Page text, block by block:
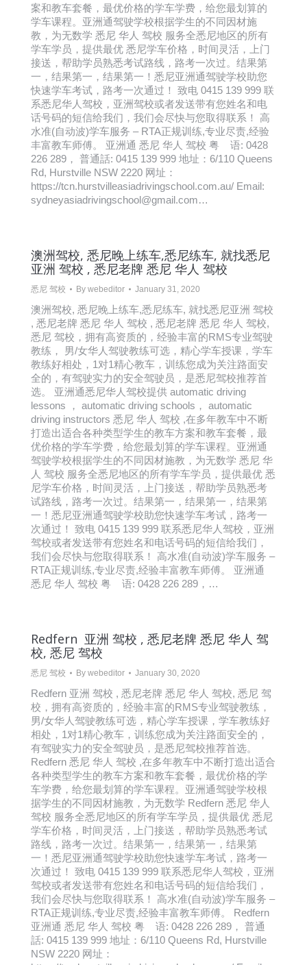
案和教车套餐，最优价格的学车学费，给您最划算的
学车课程。亚洲通驾驶学校根据学生的不同因材施
教，为无数学 悉尼 华人 驾校 服务全悉尼地区的所有
学车学员，提供最优 悉尼学车价格，时间灵活，上门
接送，帮助学员熟悉考试路线，路考一次过。结果第
一，结果第一，结果第一！悉尼亚洲通驾驶学校助您
快速学车考试，路考一次通过！ 致电 0415 139 999 联
系悉尼华人驾校，亚洲驾校或者发送带有您姓名和电
话号码的短信给我们，我们会尽快与您取得联系！ 高
水准(自动波)学车服务 – RTA正规训练,专业尽责,经验
丰富教车师傅。 亚洲通 悉尼 华人 驾校 粤 语: 0428
226 289， 普通話: 0415 139 999 地址：6/110 Queens
Rd, Hurstville NSW 2220 网址：
https://tcn.hurstvilleasiadrivingschool.com.au/ Email:
sydneyasiadrivingschool@gmail.com…
澳洲驾校, 悉尼晚上练车,悉尼练车, 就找悉尼
亚洲 驾校 , 悉尼老牌 悉尼 华人 驾校
悉尼 驾校 By webeditor January 31, 2020
澳洲驾校, 悉尼晚上练车,悉尼练车, 就找悉尼亚洲 驾校
, 悉尼老牌 悉尼 华人 驾校 , 悉尼老牌 悉尼 华人 驾校,
悉尼 驾校，拥有高资质的，经验丰富的RMS专业驾驶
教练， 男/女华人驾驶教练可选，精心学车授课，学车
教练好相处，1对1精心教车，训练您成为关注路面安
全的，有驾驶实力的安全驾驶员，是悉尼驾校推荐首
选。 亚洲通悉尼华人驾校提供 automatic driving
lessons ， automatic driving schools， automatic
driving instructors 悉尼 华人 驾校 ,在多年教车中不断
打造出适合各种类型学生的教车方案和教车套餐，最
优价格的学车学费，给您最划算的学车课程。亚洲通
驾驶学校根据学生的不同因材施教，为无数学 悉尼 华
人 驾校 服务全悉尼地区的所有学车学员，提供最优 悉
尼学车价格，时间灵活，上门接送，帮助学员熟悉考
试路线，路考一次过。结果第一，结果第一，结果第
一！悉尼亚洲通驾驶学校助您快速学车考试，路考一
次通过！ 致电 0415 139 999 联系悉尼华人驾校，亚洲
驾校或者发送带有您姓名和电话号码的短信给我们，
我们会尽快与您取得联系！ 高水准(自动波)学车服务 –
RTA正规训练,专业尽责,经验丰富教车师傅。 亚洲通
悉尼 华人 驾校 粤 语: 0428 226 289，…
Redfern 亚洲 驾校 , 悉尼老牌 悉尼 华人 驾
校, 悉尼 驾校
悉尼 驾校 By webeditor January 30, 2020
Redfern 亚洲 驾校 , 悉尼老牌 悉尼 华人 驾校, 悉尼 驾
校，拥有高资质的，经验丰富的RMS专业驾驶教练，
男/女华人驾驶教练可选，精心学车授课，学车教练好
相处，1对1精心教车，训练您成为关注路面安全的，
有驾驶实力的安全驾驶员，是悉尼驾校推荐首选。
Redfern 悉尼 华人 驾校 ,在多年教车中不断打造出适合
各种类型学生的教车方案和教车套餐，最优价格的学
车学费，给您最划算的学车课程。亚洲通驾驶学校根
据学生的不同因材施教，为无数学 Redfern 悉尼 华人
驾校 服务全悉尼地区的所有学车学员，提供最优 悉尼
学车价格，时间灵活，上门接送，帮助学员熟悉考试
路线，路考一次过。结果第一，结果第一，结果第
一！悉尼亚洲通驾驶学校助您快速学车考试，路考一
次通过！ 致电 0415 139 999 联系悉尼华人驾校，亚洲
驾校或者发送带有您姓名和电话号码的短信给我们，
我们会尽快与您取得联系！ 高水准(自动波)学车服务 –
RTA正规训练,专业尽责,经验丰富教车师傅。 Redfern
亚洲通 悉尼 华人 驾校 粤 语: 0428 226 289， 普通
話: 0415 139 999 地址：6/110 Queens Rd, Hurstville
NSW 2220 网址：